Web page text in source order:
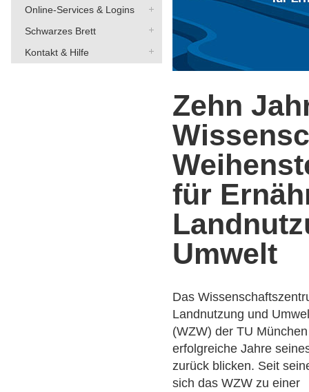
Online-Services & Logins
Schwarzes Brett
Kontakt & Hilfe
Zehn
für
Umwelt
Das
Landnutzung und
(WZW) der TU
erfolgreiche Jahre
zurück blicken. Seit
sich das WZW zu einer